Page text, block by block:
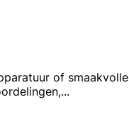
of
...